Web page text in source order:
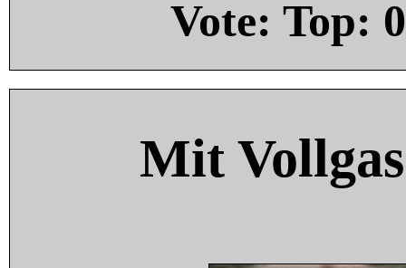
Vote: Top: 0
Mit